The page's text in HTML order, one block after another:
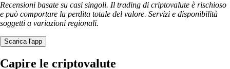
Recensioni basate su casi singoli. Il trading di criptovalute è rischioso
e può comportare la perdita totale del valore. Servizi e disponibilità
soggetti a variazioni regionali.
Scarica l'app
Capire le criptovalute